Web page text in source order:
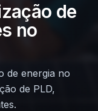
de
no
de energia no
de PLD,